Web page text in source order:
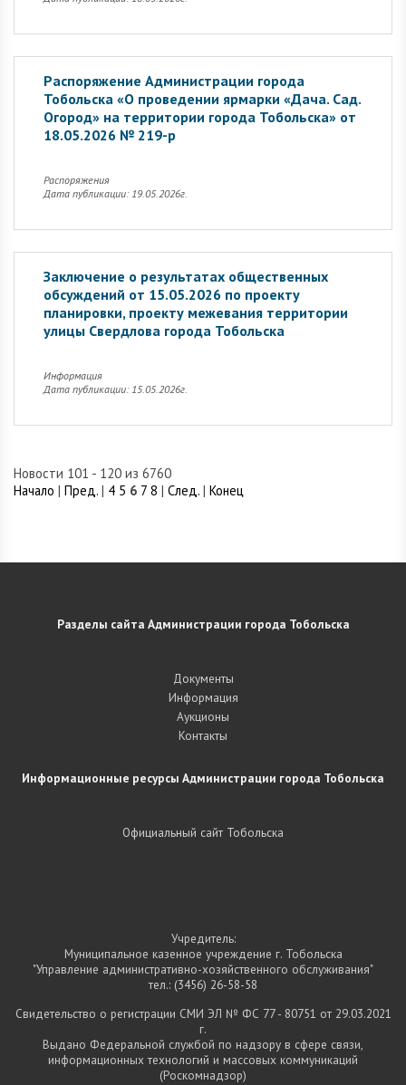
Распоряжение Администрации города
Тобольска «О проведении ярмарки «Дача. Сад.
Огород» на территории города Тобольска» от
18.05.2026 № 219-р
Распоряжения
Дата публикации: 19.05.2026г.
Заключение о результатах общественных
обсуждений от 15.05.2026 по проекту
планировки, проекту межевания территории
улицы Свердлова города Тобольска
Информация
Дата публикации: 15.05.2026г.
Новости 101 - 120 из 6760
Начало | Пред. | 4 5 6 7 8 | След. | Конец
Разделы сайта Администрации города Тобольска
Документы
Информация
Аукционы
Контакты
Информационные ресурсы Администрации города Тобольска
Официальный сайт Тобольска
Учредитель:
Муниципальное казенное учреждение г. Тобольска
"Управление административно-хозяйственного обслуживания"
тел.: (3456) 26-58-58
Свидетельство о регистрации СМИ ЭЛ № ФС 77 - 80751 от 29.03.2021
г.
Выдано Федеральной службой по надзору в сфере связи,
информационных технологий и массовых коммуникаций
(Роскомнадзор)